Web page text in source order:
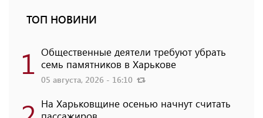
ТОП НОВИНИ
1 Общественные деятели требуют убрать
семь памятников в Харькове
05 августа, 2026 - 16:10
На Харьковщине осенью начнут считать